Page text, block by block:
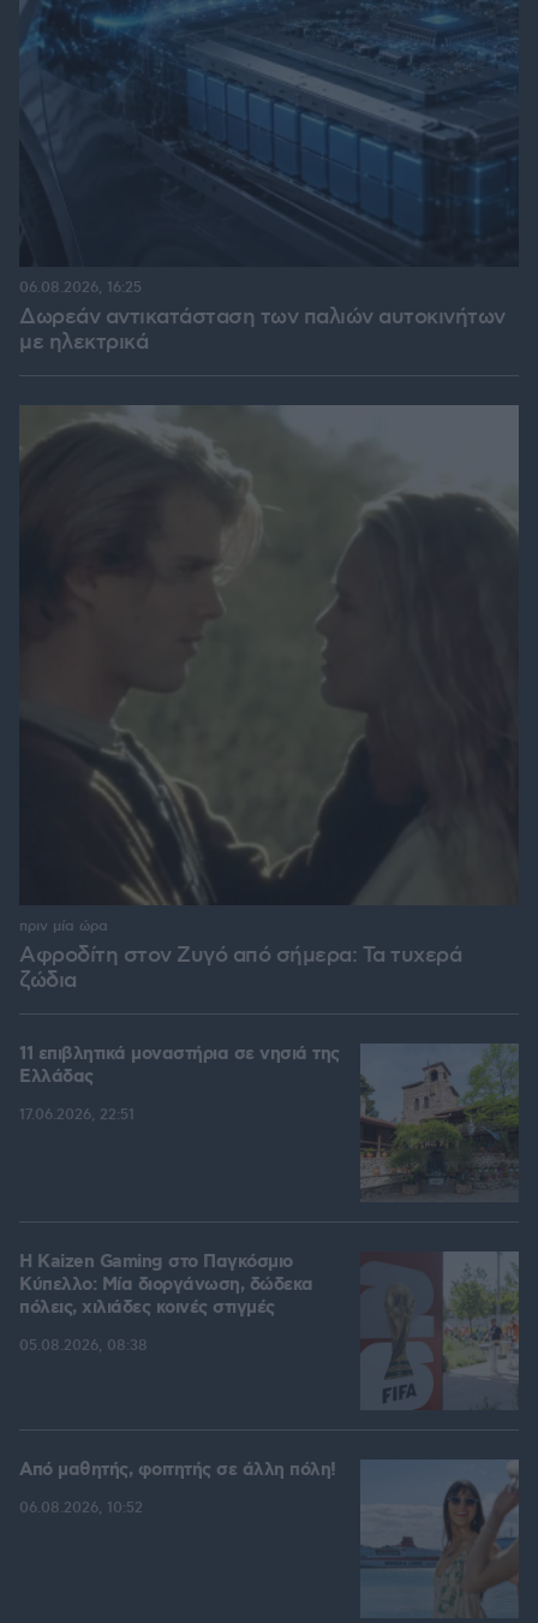
Δωρεάν αντικατάσταση των παλιών αυτοκινήτων
με ηλεκτρικά
06.08.2026, 16:25
Αφροδίτη στον Ζυγό από σήμερα: Τα τυχερά
ζώδια
πριν μία ώρα
11 επιβλητικά μοναστήρια σε νησιά της
Ελλάδας
17.06.2026, 22:51
H Kaizen Gaming στο Παγκόσμιο
Kύπελλο: Μία διοργάνωση, δώδεκα
πόλεις, χιλιάδες κοινές στιγμές
05.08.2026, 08:38
Από μαθητής, φοιτητής σε άλλη πόλη!
06.08.2026, 10:52